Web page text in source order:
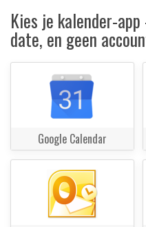
Kies je kalender-
date, en geen
Google Calendar